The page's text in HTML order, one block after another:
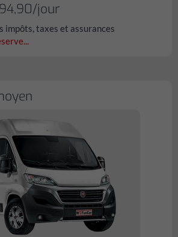
jour
impôts, taxes et assurances